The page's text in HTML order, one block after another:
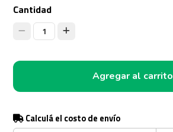
Cantidad
1
Agregar al carrito
Calculá el costo de envío